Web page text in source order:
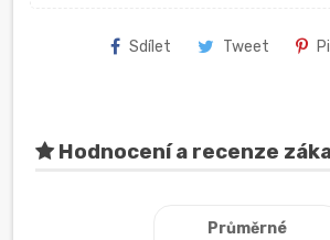
Sdílet Tweet
Hodnocení a recenze
Průměrné